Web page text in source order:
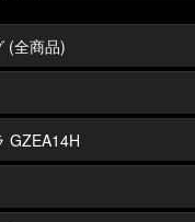
(全商品)
GZEA14H